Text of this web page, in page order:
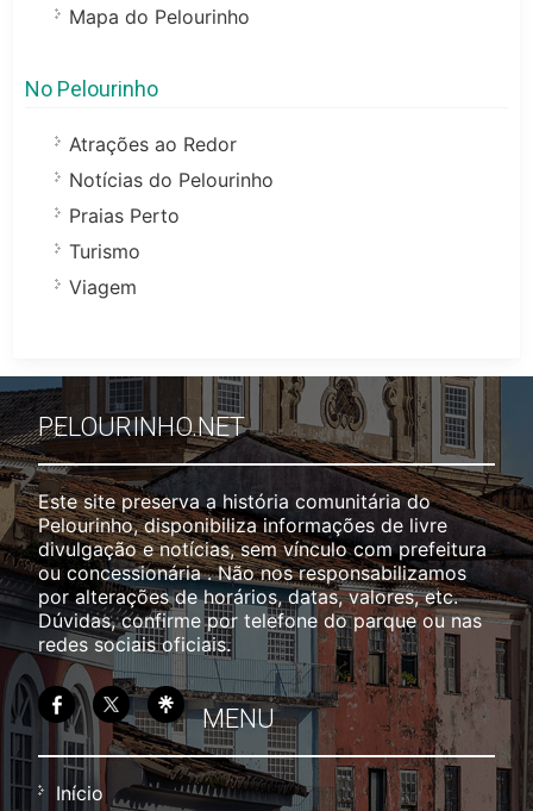
Mapa do Pelourinho
No Pelourinho
Atrações ao Redor
Notícias do Pelourinho
Praias Perto
Turismo
Viagem
PELOURINHO.NET
Este site preserva a história comunitária do
Pelourinho, disponibiliza informações de livre
divulgação e notícias, sem vínculo com prefeitura
ou concessionária . Não nos responsabilizamos
por alterações de horários, datas, valores, etc.
Dúvidas, confirme por telefone do parque ou nas
redes sociais oficiais.
MENU
Início